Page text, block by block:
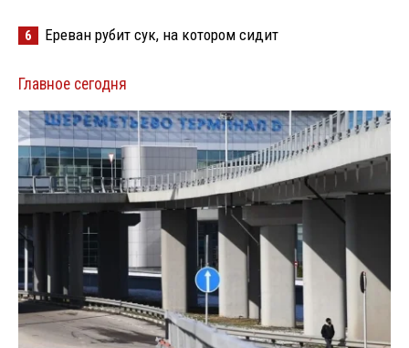
6 Ереван рубит сук, на котором сидит
Главное сегодня